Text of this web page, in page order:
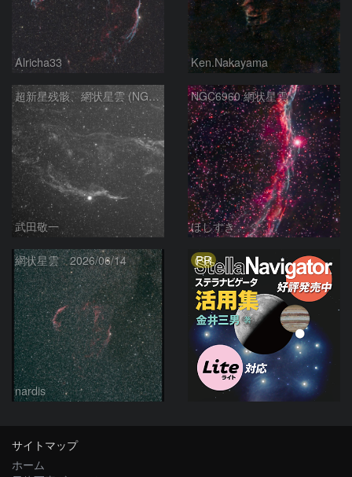
Alricha33 Ken.Nakayama
超新星残骸、網状星雲 (NGC6960)
武田敬一
NGC6960 網状星雲
ほしすき
網状星雲 2026/06/14
nardis
PR
サイトマップ
ホーム